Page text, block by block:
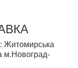
Житомирська
м.Новоград-